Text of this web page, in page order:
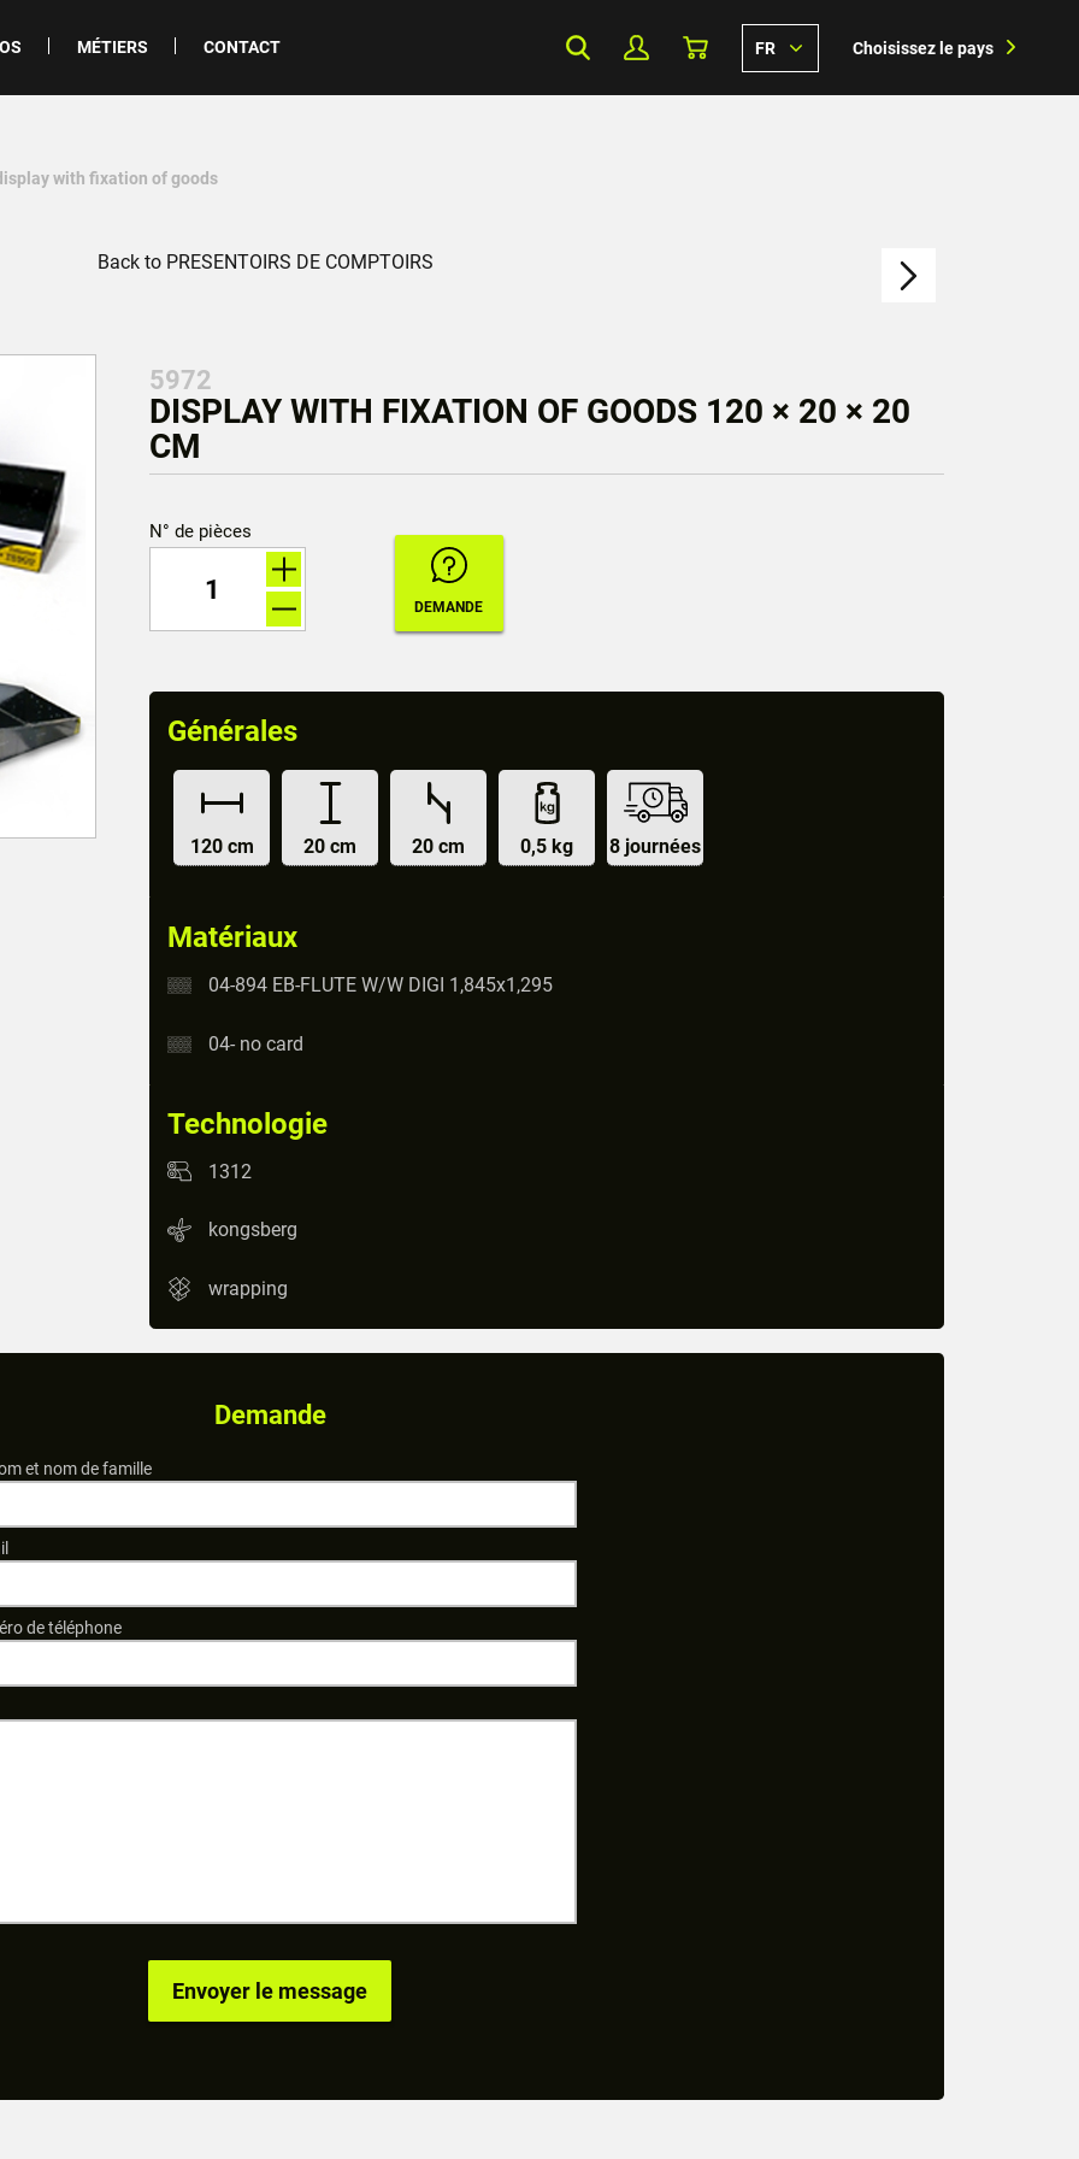
MÉTIERS CONTACT FR Choisissez le pays
with fixation of goods
Back to PRESENTOIRS DE COMPTOIRS
5972
DISPLAY WITH FIXATION OF GOODS 120 × 20 × 20
CM
N° de pièces
Générales
120 cm 20 cm 20 cm 0,5 kg 8 journées
Matériaux
04-894 EB-FLUTE W/W DIGI 1,845x1,295
04- no card
Technologie
1312
kongsberg
wrapping
Demande
et nom de famille
de téléphone